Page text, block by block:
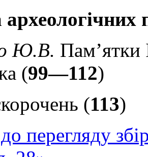
Ю.В. Пам’ятки
(99—112)
(113)
перегляду